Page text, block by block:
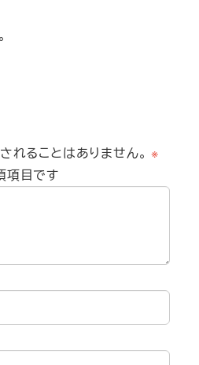
れることはありません。 ※
項目です